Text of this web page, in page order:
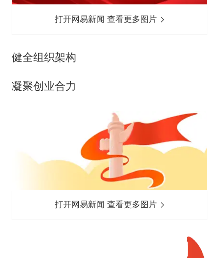
打开网易新闻 查看更多图片
健全组织架构
凝聚创业合力
打开网易新闻 查看更多图片